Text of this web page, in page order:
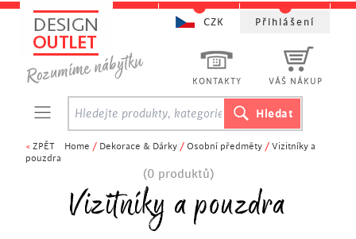
< ZPĚT Home / Dekorace & Dárky / Osobní předměty / Vizitníky a
pouzdra
(0 produktů)
Vizitníky a pouzdra
KONTAKTY VÁŠ NÁKUP
CZK Přihlášení